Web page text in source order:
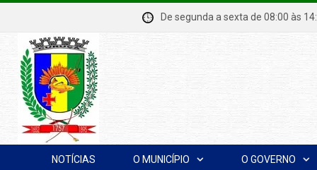
De segunda a sexta de 08:00
NOTÍCIAS O MUNICÍPIO O GOVERNO